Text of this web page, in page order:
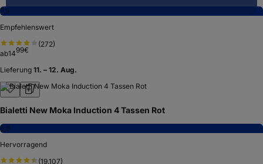
7,9
Empfehlenswert
(272)
ab1499€
Lieferung 11. – 12. Aug.
Bialetti New Moka Induction 4 Tassen Rot
8,6
Hervorragend
(19.107)